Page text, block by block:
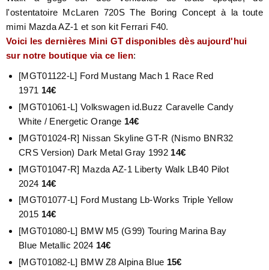
l'ostentatoire McLaren 720S The Boring Concept à la toute
mimi Mazda AZ-1 et son kit Ferrari F40.
Voici les dernières Mini GT disponibles dès aujourd'hui
sur notre boutique via ce lien:
[MGT01122-L] Ford Mustang Mach 1 Race Red
1971 14€
[MGT01061-L] Volkswagen id.Buzz Caravelle Candy
White / Energetic Orange 14€
[MGT01024-R] Nissan Skyline GT-R (Nismo BNR32
CRS Version) Dark Metal Gray 1992 14€
[MGT01047-R] Mazda AZ-1 Liberty Walk LB40 Pilot
2024 14€
[MGT01077-L] Ford Mustang Lb-Works Triple Yellow
2015 14€
[MGT01080-L] BMW M5 (G99) Touring Marina Bay
Blue Metallic 2024 14€
[MGT01082-L] BMW Z8 Alpina Blue 15€